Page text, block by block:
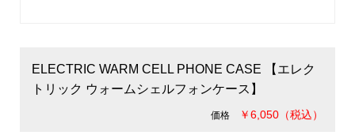
ELECTRIC WARM CELL PHONE CASE 【エレク
トリック ウォームシェルフォンケース】
価格 ￥6,050（税込）